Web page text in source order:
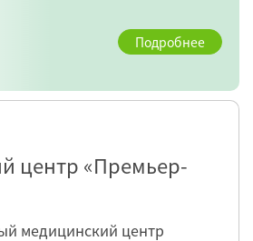
Подробнее
центр «Премьер-
медицинский центр